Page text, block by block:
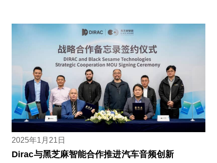
2025年1月21日
Dirac与黑芝麻智能合作推进汽车音频创新